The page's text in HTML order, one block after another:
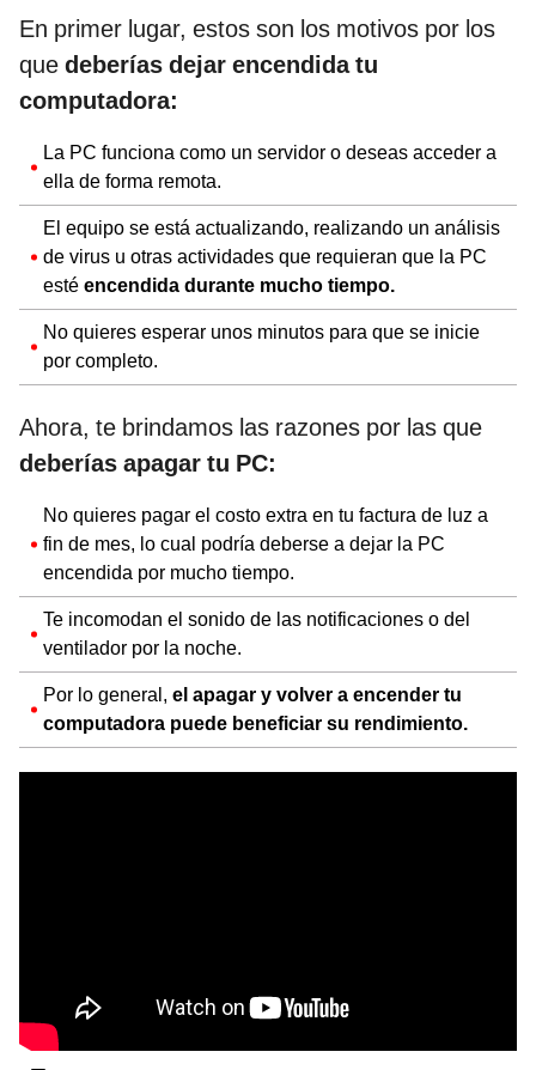
En primer lugar, estos son los motivos por los
que deberías dejar encendida tu
computadora:
La PC funciona como un servidor o deseas acceder a
ella de forma remota.
El equipo se está actualizando, realizando un análisis
de virus u otras actividades que requieran que la PC
esté encendida durante mucho tiempo.
No quieres esperar unos minutos para que se inicie
por completo.
Ahora, te brindamos las razones por las que
deberías apagar tu PC:
No quieres pagar el costo extra en tu factura de luz a
fin de mes, lo cual podría deberse a dejar la PC
encendida por mucho tiempo.
Te incomodan el sonido de las notificaciones o del
ventilador por la noche.
Por lo general, el apagar y volver a encender tu
computadora puede beneficiar su rendimiento.